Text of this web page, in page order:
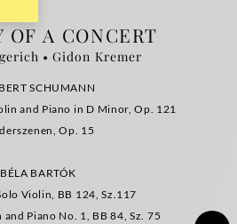
OF A CONCERT
• Gidon Kremer
SCHUMANN
and Piano in D Minor, Op. 121
Op. 15
BÉLA BARTÓK
Violin, BB 124, Sz.117
Piano No. 1, BB 84, Sz. 75